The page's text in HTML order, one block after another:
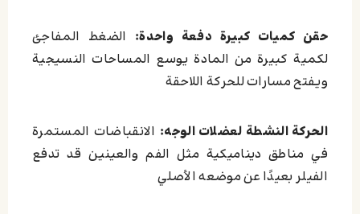
حقن كميات كبيرة دفعة واحدة: الضغط المفاجئ
لكمية كبيرة من المادة يوسع المساحات النسيجية
ويفتح مسارات للحركة اللاحقة
الحركة النشطة لعضلات الوجه: الانقباضات المستمرة
في مناطق ديناميكية مثل الفم والعينين قد تدفع
الفيلر بعيدًا عن موضعه الأصلي